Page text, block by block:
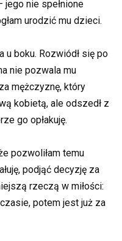
jego nie spełnione
urodzić mu dzieci.
u boku. Rozwiódł się po
nie pozwala mu
mężczyznę, który
kobietą, ale odszedł z
go opłakuję.
pozwoliłam temu
podjąć decyzję za
rzeczą w miłości:
potem jest już za